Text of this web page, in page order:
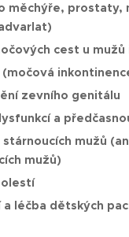
měchýře, prostaty,
cest u mužů
(močová
zevního genitálu
a
stárnoucích mužů
mužů)
léčba dětských